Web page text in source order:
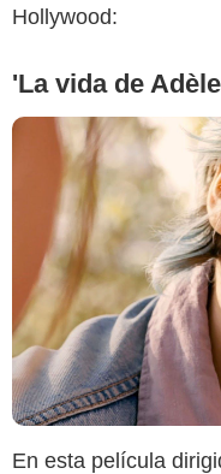
Hollywood:
'La vida de
En esta película